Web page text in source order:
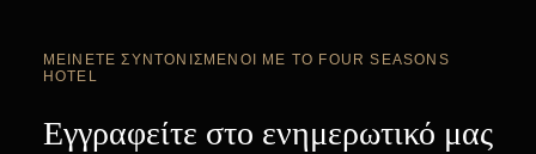
ΜΕΊΝΕΤΕ ΣΥΝΤΟΝΙΣΜΈΝΟΙ ΜΕ ΤΟ FOUR SEASONS
HOTEL
Εγγραφείτε στο ενημερωτικό μας